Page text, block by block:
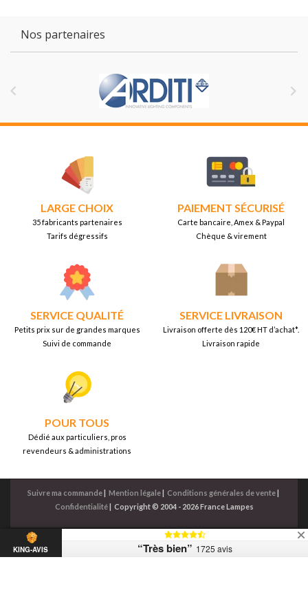
Nos partenaires
 
LARGE CHOIX
35 fabricants partenaires
Tarifs dégressifs
PAIEMENT SÉCURISÉ
Carte bancaire, Amex & Paypal
Chèque & virement
SERVICE QUALITÉ
Petits prix sur de grandes marques
Suivi de commande
SERVICE LIVRAISON
Livraison offerte dès 120€ HT d’achat*.
Livraison rapide
POUR TOUS
Dédié aux particuliers, pros
revendeurs & administrations
Suivre ma commande Mention légale Conditions générales de vente
Confidentialité| Copyright © 2004 - 2026 France Lampes
KING-AVIS “Très bien” 1725 avis